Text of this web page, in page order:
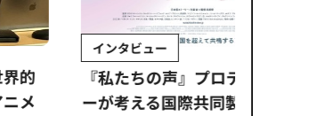
インタビュー
『私たちの声』プロデューサ
ーが考える国際共同製作のメ